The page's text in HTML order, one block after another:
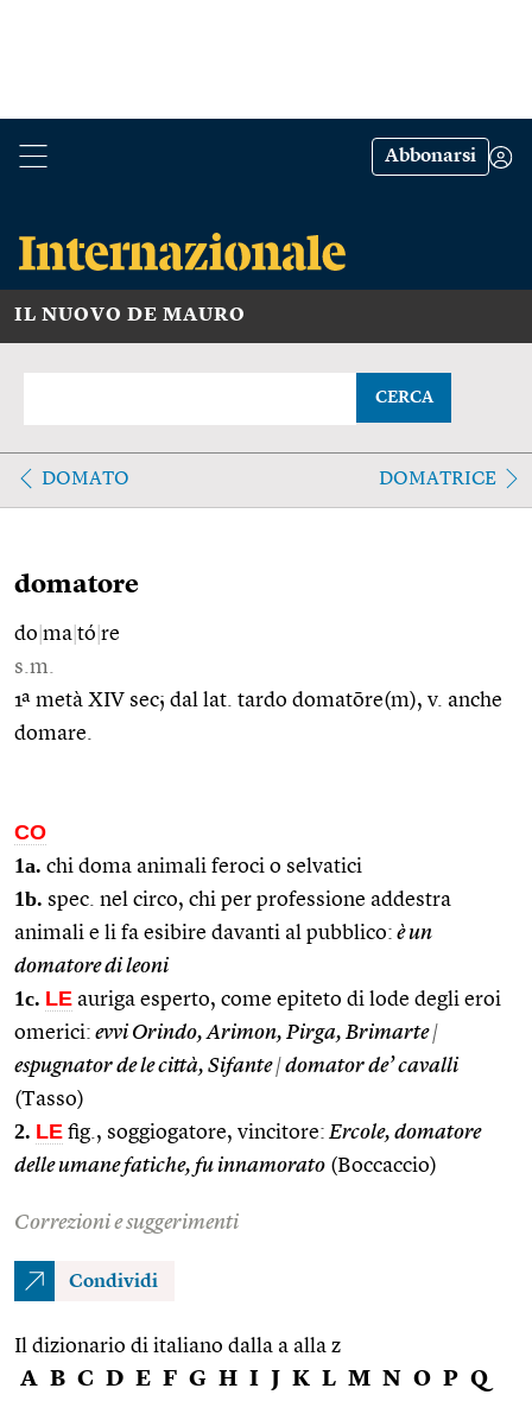
Abbonarsi
IL NUOVO DE MAURO
CERCA
DOMATO DOMATRICE
domatore
do ma tó re
s.m.
1ª metà XIV sec; dal lat. tardo domatōre(m), v. anche
domare.
CO
1a. chi doma animali feroci o selvatici
1b. spec. nel circo, chi per professione addestra
animali e li fa esibire davanti al pubblico: è un
domatore di leoni
1c. LE auriga esperto, come epiteto di lode degli eroi
omerici: evvi Orindo, Arimon, Pirga, Brimarte|
espugnator de le città, Sifante|domator de’ cavalli
(Tasso)
2. LE fig., soggiogatore, vincitore: Ercole, domatore
delle umane fatiche, fu innamorato (Boccaccio)
Correzioni e suggerimenti
Condividi
Il dizionario di italiano dalla a alla z
A B C D E F G H I J K L M N O P Q